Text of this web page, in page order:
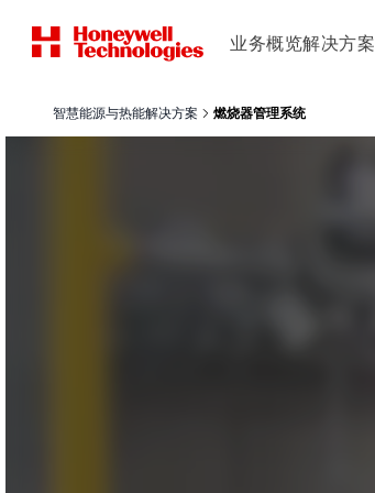
业务概览解决方案
智慧能源与热能解决方案 燃烧器管理系统